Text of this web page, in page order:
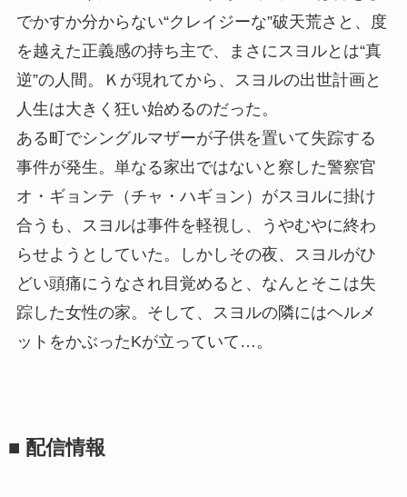
でかすか分からない“クレイジーな”破天荒さと、度
を越えた正義感の持ち主で、まさにスヨルとは“真
逆”の人間。Ｋが現れてから、スヨルの出世計画と
人生は大きく狂い始めるのだった。
ある町でシングルマザーが子供を置いて失踪する
事件が発生。単なる家出ではないと察した警察官
オ・ギョンテ（チャ・ハギョン）がスヨルに掛け
合うも、スヨルは事件を軽視し、うやむやに終わ
らせようとしていた。しかしその夜、スヨルがひ
どい頭痛にうなされ目覚めると、なんとそこは失
踪した女性の家。そして、スヨルの隣にはヘルメ
ットをかぶったKが立っていて…。
■ 配信情報